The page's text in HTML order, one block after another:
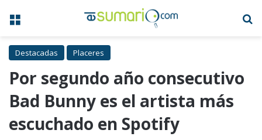
Menú
Destacadas Placeres
Por segundo año consecutivo
Bad Bunny es el artista más
escuchado en Spotify